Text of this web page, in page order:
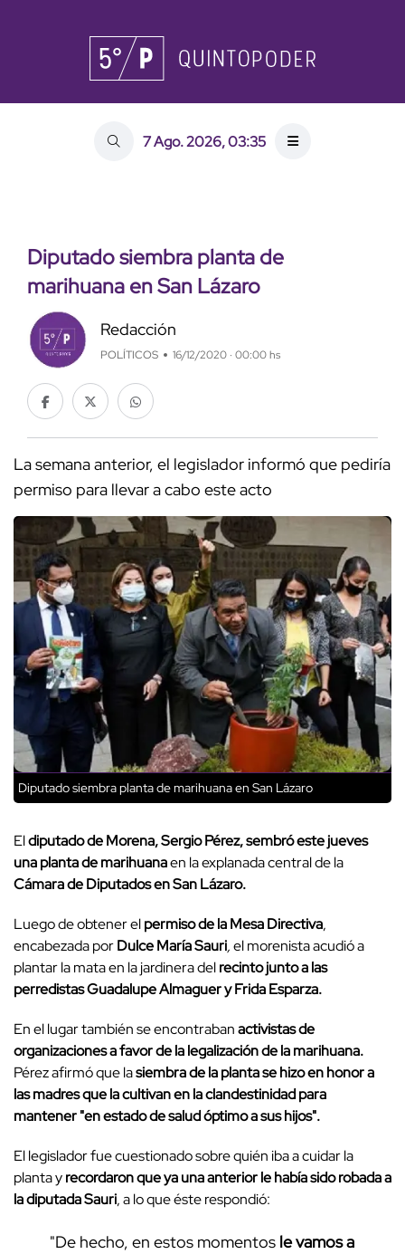
7 Ago. 2026, 03:35
Diputado siembra planta de
marihuana en San Lázaro
Redacción
POLÍTICOS 16/12/2020 · 00:00 hs
La semana anterior, el legislador informó que pediría
permiso para llevar a cabo este acto
Diputado siembra planta de marihuana en San Lázaro
Eldiputado de Morena, Sergio Pérez, sembró este jueves
una planta de marihuanaen la explanada central de la
Cámara de Diputados en San Lázaro.
Luego de obtener elpermiso de la Mesa Directiva,
encabezada porDulce María Sauri,el morenista acudió a
plantar la mata en la jardinera delrecinto junto a las
perredistas Guadalupe Almaguer y Frida Esparza.
En el lugar también se encontrabanactivistas de
organizaciones a favor de la legalización de la marihuana.
Pérez afirmó que lasiembra de la planta se hizo en honor a
las madres que la cultivan en la clandestinidad para
mantener "en estado de salud óptimo a sus hijos".
El legislador fue cuestionado sobre quién iba a cuidar la
planta yrecordaron que ya una anterior le había sido robada a
la diputada Sauri, a lo que éste respondió:
"De hecho, en estos momentos le vamos a